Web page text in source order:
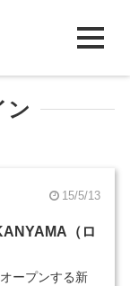
ン
15/5/13
（ロ
ープンする新